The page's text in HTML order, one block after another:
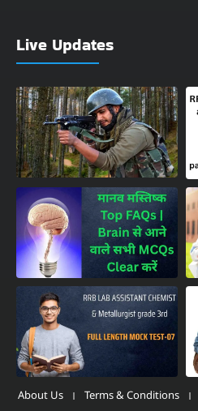
Live Updates
About Us Terms & Conditions